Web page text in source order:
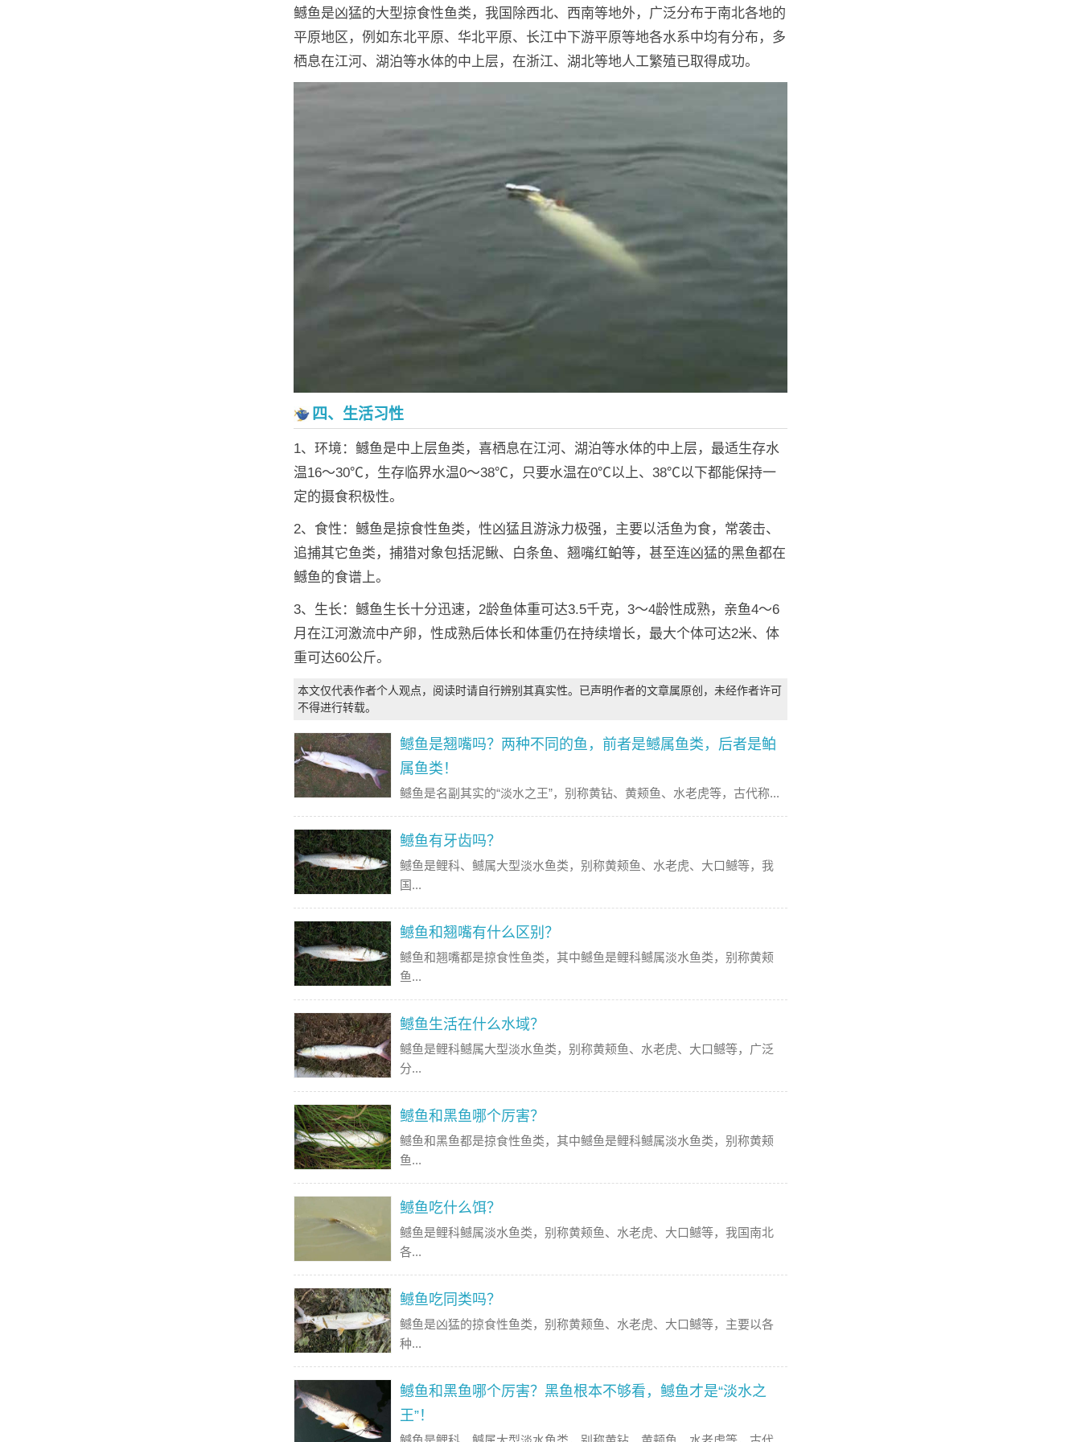
鳡鱼是凶猛的大型掠食性鱼类，我国除西北、西南等地外，广泛分布于南北各地的
平原地区，例如东北平原、华北平原、长江中下游平原等地各水系中均有分布，多
栖息在江河、湖泊等水体的中上层，在浙江、湖北等地人工繁殖已取得成功。
四、生活习性
1、环境：鳡鱼是中上层鱼类，喜栖息在江河、湖泊等水体的中上层，最适生存水
温16～30℃，生存临界水温0～38℃，只要水温在0℃以上、38℃以下都能保持一
定的摄食积极性。
2、食性：鳡鱼是掠食性鱼类，性凶猛且游泳力极强，主要以活鱼为食，常袭击、
追捕其它鱼类，捕猎对象包括泥鳅、白条鱼、翘嘴红鲌等，甚至连凶猛的黑鱼都在
鳡鱼的食谱上。
3、生长：鳡鱼生长十分迅速，2龄鱼体重可达3.5千克，3～4龄性成熟，亲鱼4～6
月在江河激流中产卵，性成熟后体长和体重仍在持续增长，最大个体可达2米、体
重可达60公斤。
本文仅代表作者个人观点，阅读时请自行辨别其真实性。已声明作者的文章属原创，未经作者许可
不得进行转载。
鳡鱼是翘嘴吗？两种不同的鱼，前者是鳡属鱼类，后者是鲌
属鱼类！
鳡鱼是名副其实的“淡水之王”，别称黄钻、黄颊鱼、水老虎等，古代称...
鳡鱼有牙齿吗？
鳡鱼是鲤科、鳡属大型淡水鱼类，别称黄颊鱼、水老虎、大口鳡等，我
国...
鳡鱼和翘嘴有什么区别？
鳡鱼和翘嘴都是掠食性鱼类，其中鳡鱼是鲤科鳡属淡水鱼类，别称黄颊
鱼...
鳡鱼生活在什么水域？
鳡鱼是鲤科鳡属大型淡水鱼类，别称黄颊鱼、水老虎、大口鳡等，广泛
分...
鳡鱼和黑鱼哪个厉害？
鳡鱼和黑鱼都是掠食性鱼类，其中鳡鱼是鲤科鳡属淡水鱼类，别称黄颊
鱼...
鳡鱼吃什么饵？
鳡鱼是鲤科鳡属淡水鱼类，别称黄颊鱼、水老虎、大口鳡等，我国南北
各...
鳡鱼吃同类吗？
鳡鱼是凶猛的掠食性鱼类，别称黄颊鱼、水老虎、大口鳡等，主要以各
种...
鳡鱼和黑鱼哪个厉害？黑鱼根本不够看，鳡鱼才是“淡水之
王”！